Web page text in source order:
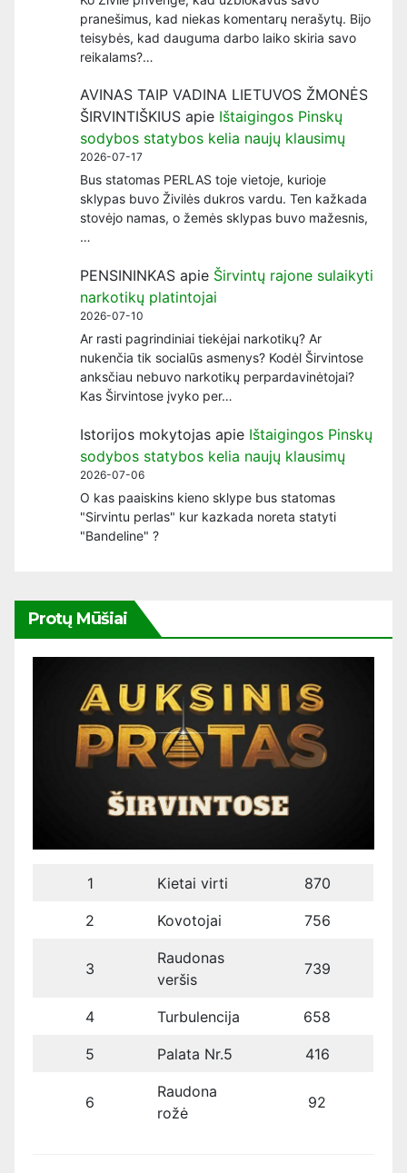
pranešimus, kad niekas komentarų nerašytų. Bijo
teisybės, kad dauguma darbo laiko skiria savo
reikalams?…
AVINAS TAIP VADINA LIETUVOS ŽMONĖS
ŠIRVINTIŠKIUS apie Ištaigingos Pinskų
sodybos statybos kelia naujų klausimų
2026-07-17
Bus statomas PERLAS toje vietoje, kurioje
sklypas buvo Živilės dukros vardu. Ten kažkada
stovėjo namas, o žemės sklypas buvo mažesnis,
…
PENSININKAS apie Širvintų rajone sulaikyti
narkotikų platintojai
2026-07-10
Ar rasti pagrindiniai tiekėjai narkotikų? Ar
nukenčia tik socialūs asmenys? Kodėl Širvintose
anksčiau nebuvo narkotikų perpardavinėtojai?
Kas Širvintose įvyko per…
Istorijos mokytojas apie Ištaigingos Pinskų
sodybos statybos kelia naujų klausimų
2026-07-06
O kas paaiskins kieno sklype bus statomas
"Sirvintu perlas" kur kazkada noreta statyti
"Bandeline" ?
Protų Mūšiai
1 Kietai virti 870
2 Kovotojai 756
3
Raudonas
veršis
739
4 Turbulencija 658
5 Palata Nr.5 416
6
Raudona
rožė
92